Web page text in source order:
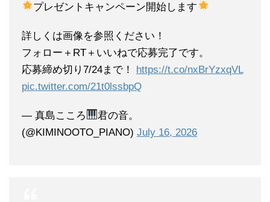
プレゼントキャンペーン開始します
詳しくは画像を参照ください！
フォロー＋RT＋いいねで応募完了です。
応募締め切り7/24まで！ https://t.co/nxBrYzxqVL
pic.twitter.com/21t0lssbpQ
— 真島こころ
君の音。
(@KIMINOOTO_PIANO) July 16, 2026